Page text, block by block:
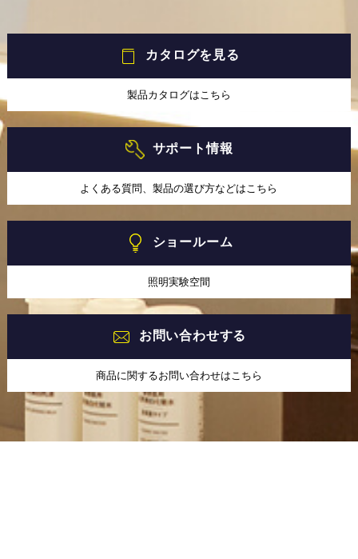
カタログを見る
製品カタログはこちら
サポート情報
よくある質問、製品の選び方などはこちら
ショールーム
照明実験空間
お問い合わせする
商品に関するお問い合わせはこちら